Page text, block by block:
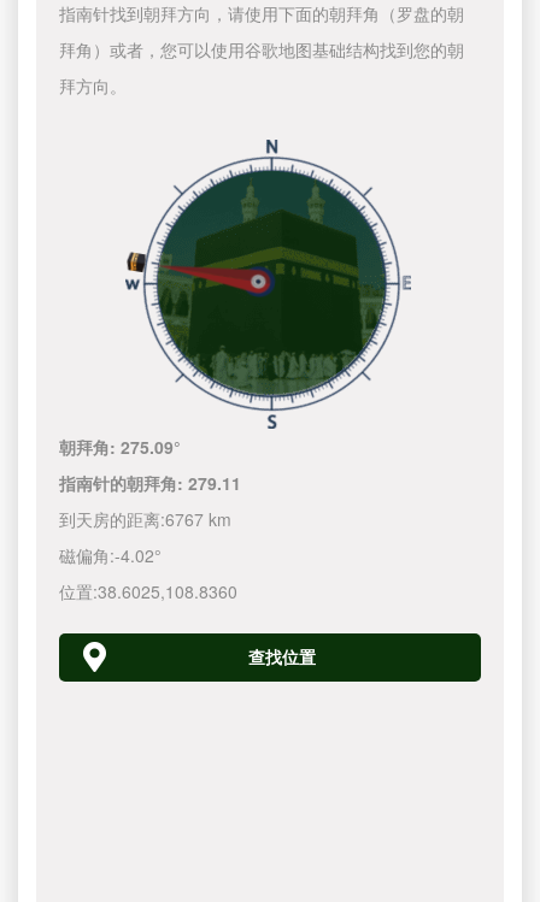
指南针找到朝拜方向，请使用下面的朝拜角（罗盘的朝
拜角）或者，您可以使用谷歌地图基础结构找到您的朝
拜方向。
朝拜角:275.09°
指南针的朝拜角:279.11
到天房的距离:6767 km
磁偏角:-4.02°
位置:38.6025,108.8360
查找位置